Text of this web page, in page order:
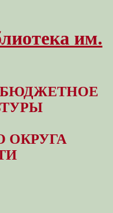
им.